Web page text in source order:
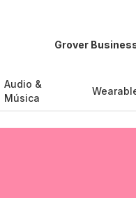
Grover
Audio &
Música